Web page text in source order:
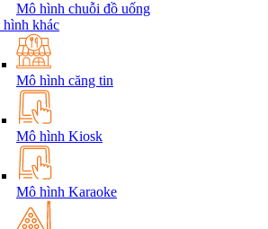
Mô hình chuỗi đồ uống
khác
Mô hình căng tin
Mô hình Kiosk
Mô hình Karaoke